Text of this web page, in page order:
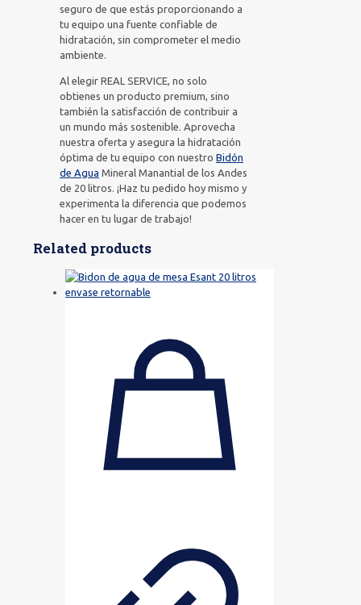
seguro de que estás proporcionando a
tu equipo una fuente confiable de
hidratación, sin comprometer el medio
ambiente.
Al elegir REAL SERVICE, no solo
obtienes un producto premium, sino
también la satisfacción de contribuir a
un mundo más sostenible. Aprovecha
nuestra oferta y asegura la hidratación
óptima de tu equipo con nuestro Bidón
de Agua Mineral Manantial de los Andes
de 20 litros. ¡Haz tu pedido hoy mismo y
experimenta la diferencia que podemos
hacer en tu lugar de trabajo!
Related products